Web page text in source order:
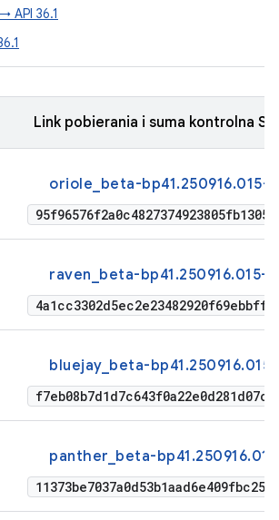
API 36.1
Link pobierania i suma kontrolna
oriole_beta-
raven_beta-
bluejay_beta-
panther_beta-